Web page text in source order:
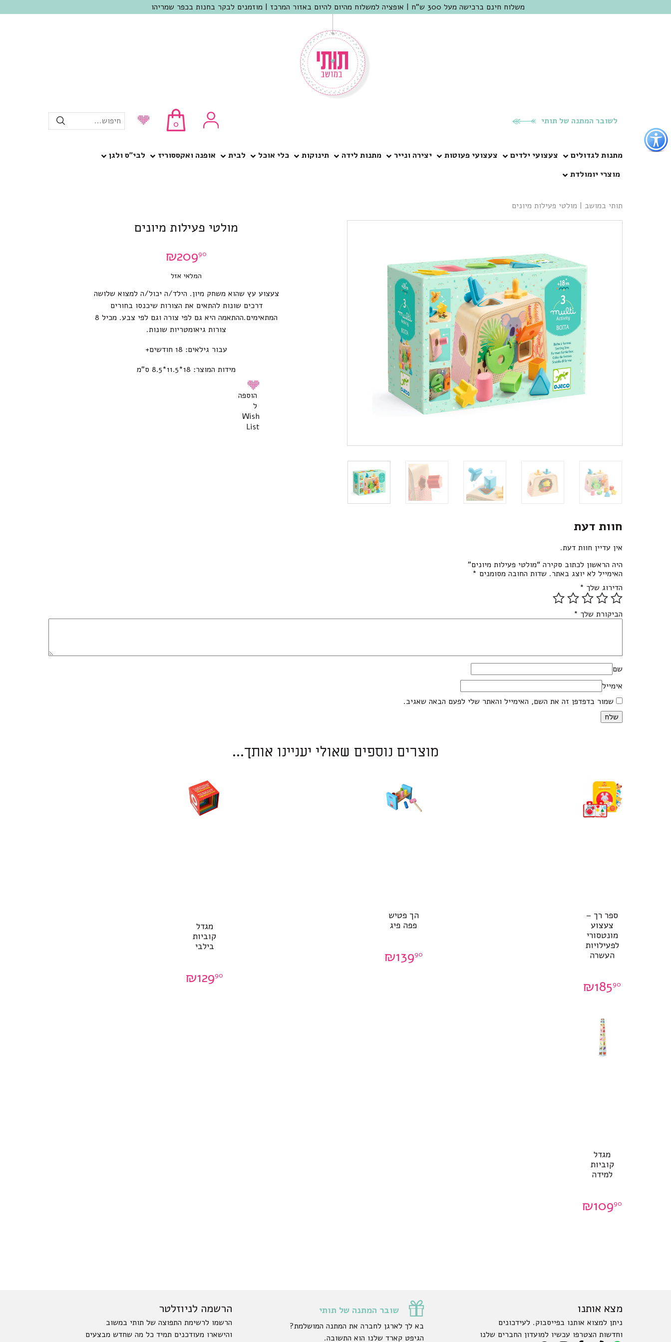
כפתור
לפתיחת
תפריט
נגישות
משלוח חינם ברכישה מעל 300 ש"ח | אופציה למשלוח מהיום להיום באזור המרכז | מוזמנים לבקר בחנות בכפר שמריהו
לשובר המתנה של תותי 0 חיפוש...
מתנות לגדולים צעצועי ילדים צעצועי פעוטות יצירה ונייר מתנות לידה תינוקות כלי אוכל לבית אופנה ואקססוריז
לבי”ס ולגן
מוצרי יומולדת
תותי במושב | מולטי פעילות מיונים
מולטי פעילות מיונים
₪20990
המלאי אזל
צעצוע עץ שהוא משחק מיון. הילד/ה יכול/ה למצוא שלושה
דרכים שונות להתאים את הצורות שיכנסו בחורים
המתאימים.ההתאמה היא גם לפי צורה וגם לפי צבע. מכיל 8
צורות גיאומטריות שונות.
עבור גילאים: 18 חודשים+
מידות המוצר: 18*11.5*8.5 ס”מ
הוספה
ל
Wish
List
חוות דעת
אין עדיין חוות דעת.
היה הראשון לכתוב סקירה “מולטי פעילות מיונים”
האימייל לא יוצג באתר. שדות החובה מסומנים *
הדירוג שלך *
הביקורת שלך *
שם
אימייל
שמור בדפדפן זה את השם, האימייל והאתר שלי לפעם הבאה שאגיב.
מוצרים נוספים שאולי יעניינו אותך...
ספר רך –
צעצוע
מונטסורי
לפעילויות
העשרה
₪18590
הך פטיש
פפה פיג
₪13990
מגדל
קוביות
בילבי
₪12990
מגדל
קוביות
למידה
₪10990
מצא אותנו
ניתן למצוא אותנו בפייסבוק. לעידכונים
וחדשות הצטרפו עכשיו למועדון החברים שלנו
שובר המתנה של תותי
בא לך לארגן לחברה את המתנה המושלמת?
הגיפט קארד שלנו הוא התשובה.
הרשמה לניוזלטר
הרשמו לרשימת התפוצה של תותי במשוב
והישארו מעודכנים תמיד כל מה שחדש מבצעים